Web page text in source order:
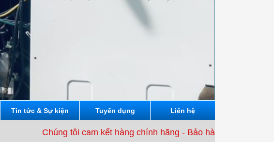
Tin tức & Sự kiện Tuyển dụng Liên hệ
Chúng tôi cam kết hàng chính hãng - Bảo hành từ 3 tháng đến 12